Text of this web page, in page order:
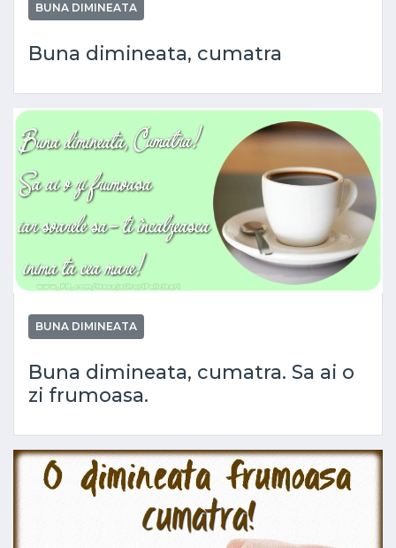
BUNA DIMINEATA
Buna dimineata, cumatra
BUNA DIMINEATA
Buna dimineata, cumatra. Sa ai o
zi frumoasa.